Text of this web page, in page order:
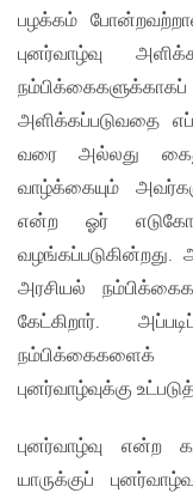
பழக்கம்
புனர்வாழ்வு
அளிக்கப்படுவதை
வரை அல்லது
வாழ்க்கையும்
என்ற ஓர்
வழங்கப்படுகின்றது.
அரசியல்
கேட்கிறார்.
நம்பிக்கைகளைக்
புனர்வாழ்வுக்கு
புனர்வாழ்வு என்ற
யாருக்குப்